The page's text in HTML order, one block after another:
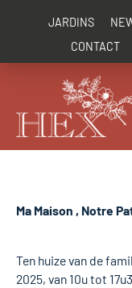
JARDINS
CONTACT
Ma Maison , Notre
Ten huize van de
2025, van 10u tot